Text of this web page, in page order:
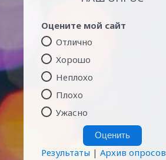
Оцените мой сайт
Отлично
Хорошо
Неплохо
Плохо
Ужасно
Результаты | Архив опросов